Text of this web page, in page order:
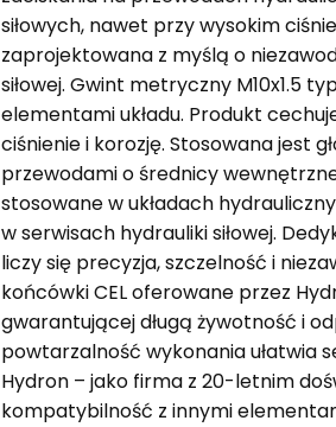
siłowych, nawet przy wysokim
zaprojektowana z myślą o
siłowej. Gwint metryczny M10x1.5
elementami układu. Produkt
ciśnienie i korozję. Stosowana jest
przewodami o średnicy wewnętrznej
stosowane w układach
w serwisach hydrauliki siłowej.
liczy się precyzja, szczelność i
końcówki CEL oferowane przez
gwarantującej długą żywotność i
powtarzalność wykonania ułatwia
Hydron – jako firma z 20-letnim
kompatybilność z innymi